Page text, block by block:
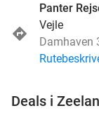
Panter
Vejle
Damhaven
Deals i